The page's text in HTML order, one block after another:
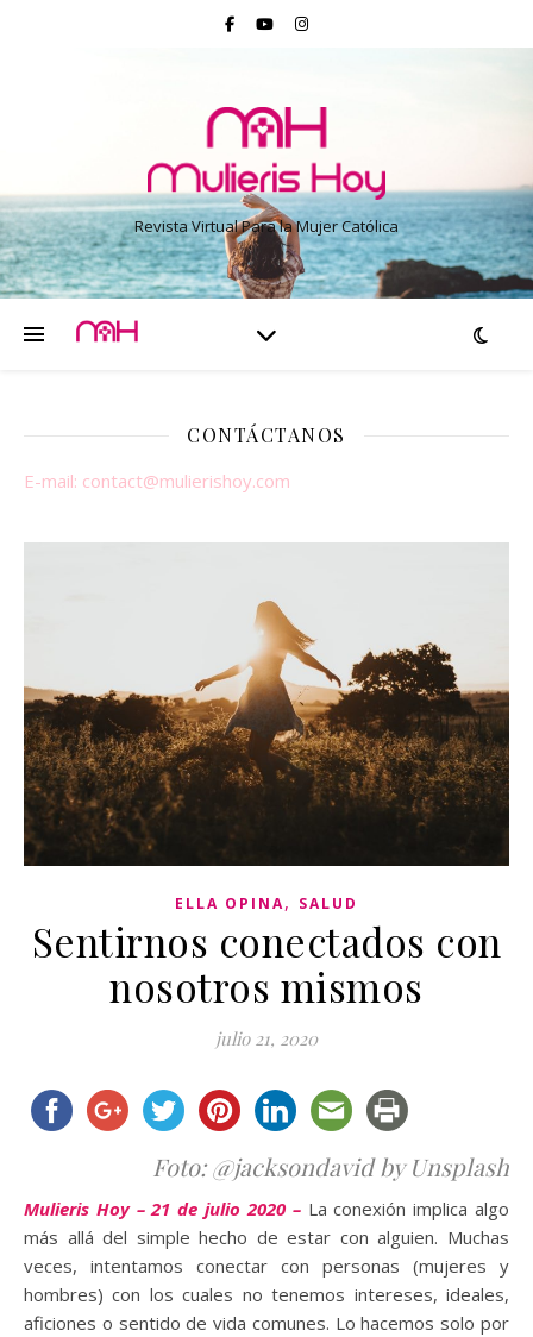
Revista Virtual Para la Mujer Católica
CONTÁCTANOS
E-mail: contact@mulierishoy.com
ELLA OPINA, SALUD
Sentirnos conectados con
nosotros mismos
julio 21, 2020
Foto: @jacksondavid by Unsplash
Mulieris Hoy – 21 de julio 2020 – La conexión implica algo
más allá del simple hecho de estar con alguien. Muchas
veces, intentamos conectar con personas (mujeres y
hombres) con los cuales no tenemos intereses, ideales,
aficiones o sentido de vida comunes. Lo hacemos solo por